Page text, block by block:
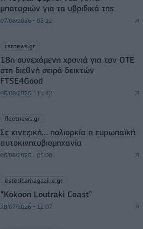
μπαταριών για τα υβριδικά της
07/08/2026 - 05:22
csrnews.gr
18η συνεχόμενη χρονιά για τον ΟΤΕ
στη διεθνή σειρά δεικτών
FTSE4Good
06/08/2026 - 11:42
fleetnews.gr
Σε κινεζική… πολιορκία η ευρωπαϊκή
αυτοκινητοβιομηχανία
06/08/2026 - 05:00
esteticamagazine.gr
“Kokoon Loutraki Coast”
28/07/2026 - 12:07